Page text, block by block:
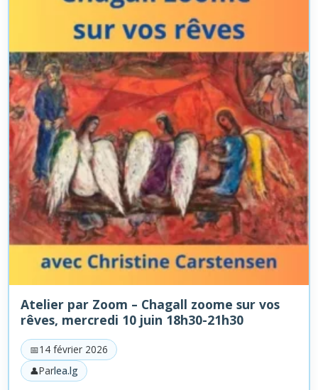
Atelier par Zoom – Chagall zoome sur vos
rêves, mercredi 10 juin 18h30-21h30
14 février 2026
Parlea.lg